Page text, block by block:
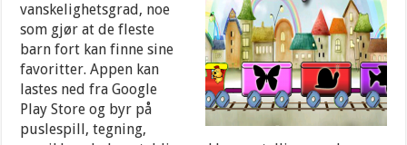
vanskelighetsgrad, noe
som gjør at de fleste
barn fort kan finne sine
favoritter. Appen kan
lastes ned fra Google
Play Store og byr på
puslespill, tegning,